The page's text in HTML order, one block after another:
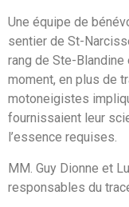
Une équipe de
sentier de St-
rang de Ste-Blandine
moment, en plus de
motoneigistes
fournissaient leur
l’essence requises.
MM. Guy Dionne et
responsables du